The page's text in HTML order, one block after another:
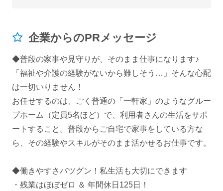
企業からのPRメッセージ
◆普段の家事や見守りが、そのまま仕事になります♪
「福祉や介護の経験がないから難しそう…」そんな心配
は一切いりません！
お任せするのは、ごく普通の「一軒家」のようなグルー
プホーム（定員5名ほど）で、利用者さんの生活をサポ
ートすること。普段からご自宅で家事をしている方な
ら、その経験やスキルがそのまま活かせるお仕事です。
◆働きやすさバツグン！私生活も大切にできます
・残業はほぼゼロ ＆ 年間休日125日！